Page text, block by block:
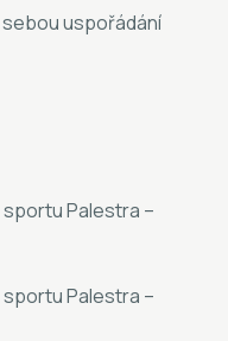
uspořádání
Palestra –
Palestra –